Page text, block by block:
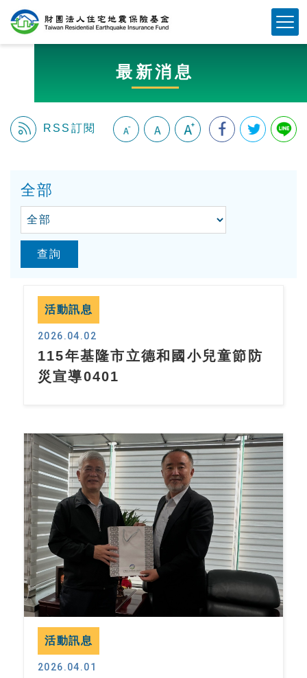
最新消息
RSS訂閱
全部
活動訊息
2026.04.02
115年基隆市立德和國小兒童節防
災宣導0401
活動訊息
2026.04.01